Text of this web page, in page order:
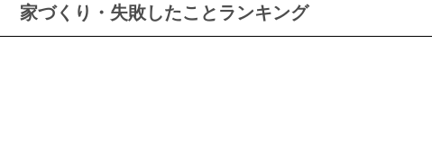
家づくり・失敗したことランキング